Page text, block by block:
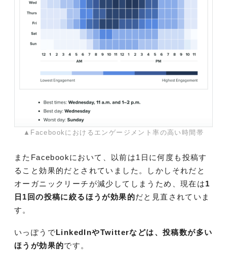
▲Facebookにおけるエンゲージメント率の高い時間帯
またFacebookにおいて、以前は1日に何度も投稿す
ること効果的だとされていました。しかしそれだと
オーガニックリーチが減少してしまうため、現在は1
日1回の投稿に絞るほうが効果的だと見直されていま
す。
いっぽうでLinkedInやTwitterなどは、投稿数が多い
ほうが効果的です。